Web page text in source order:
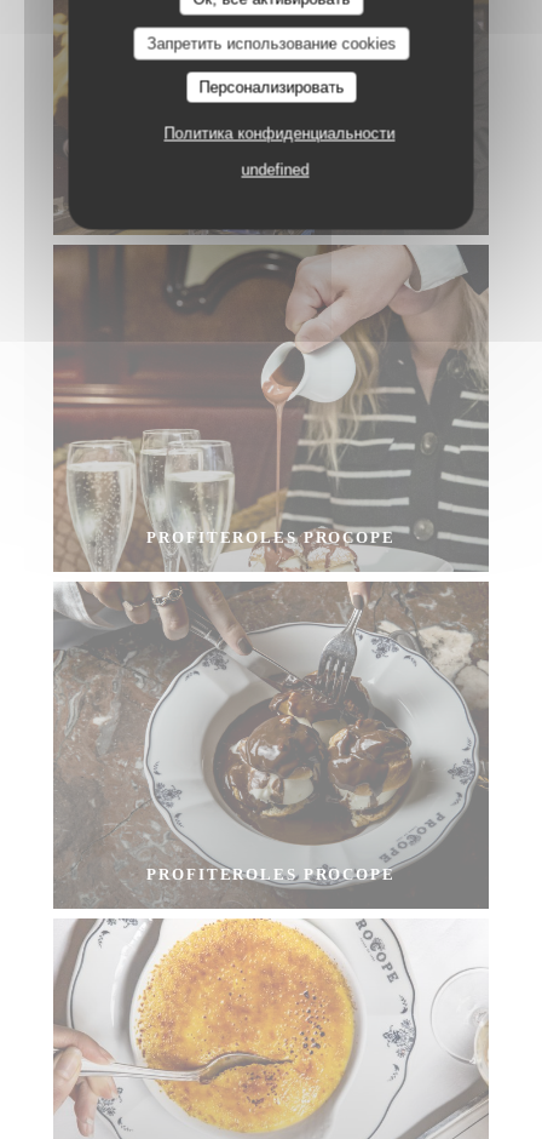
Запретить использование cookies
Персонализировать
Политика конфиденциальности
undefined
PROFITEROLES PROCOPE
PROFITEROLES PROCOPE